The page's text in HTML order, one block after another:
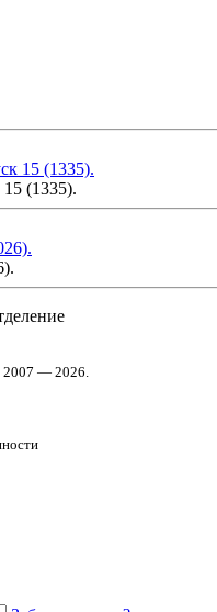
(1335).
2007 — 2026.